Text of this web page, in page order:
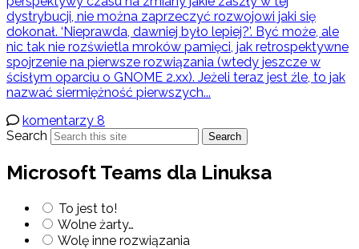
dystrybucji, nie można zaprzeczyć rozwojowi jaki się
dokonał. ‘Nieprawda, dawniej było lepiej?’. Być może, ale
nic tak nie rozświetla mroków pamięci, jak retrospektywne
spojrzenie na pierwsze rozwiązania (wtedy jeszcze w
ścisłym oparciu o GNOME 2.xx). Jeżeli teraz jest źle, to jak
nazwać siermiężność pierwszych...
komentarzy 8
Search
Search
Microsoft Teams dla Linuksa
To jest to!
Wolne żarty…
Wolę inne rozwiązania